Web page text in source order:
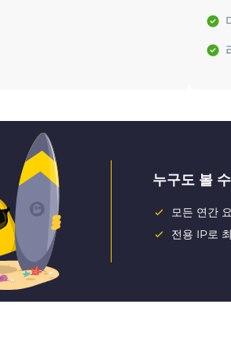
누구도 볼
모든 연간
전용 IP로